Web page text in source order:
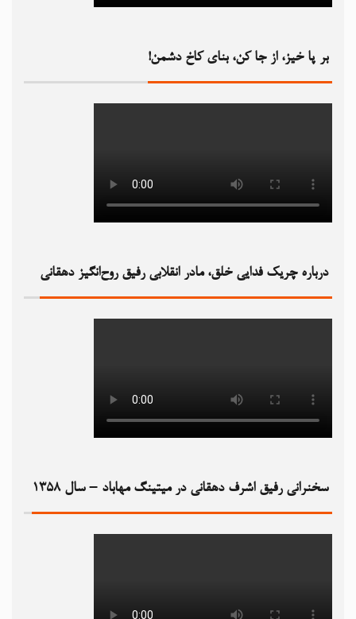
بر پا خیز، از جا کن، بنای کاخ دشمن!‏
درباره چریک فدایی خلق، مادر انقلابی رفیق روح‌انگیز دهقانی
سخنرانی رفیق اشرف دهقانی در میتینگ مهاباد – سال ۱۳۵۸